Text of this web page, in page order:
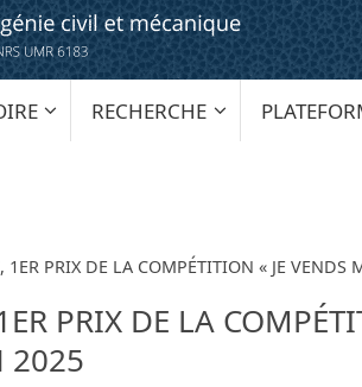
RECHERCHE
PRIX DE LA COMPÉTITION « JE VENDS
PRIX DE LA
2025